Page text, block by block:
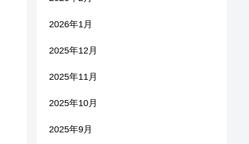
2026年1月
2025年12月
2025年11月
2025年10月
2025年9月